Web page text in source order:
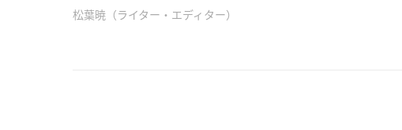
松葉暁（ライター・エディター）